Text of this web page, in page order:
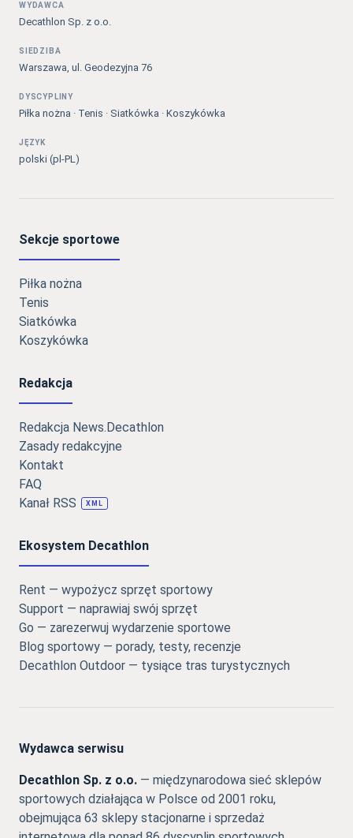
WYDAWCA
Decathlon Sp. z o.o.
SIEDZIBA
Warszawa, ul. Geodezyjna 76
DYSCYPLINY
Piłka nożna · Tenis · Siatkówka · Koszykówka
JĘZYK
polski (pl-PL)
Sekcje sportowe
Piłka nożna
Tenis
Siatkówka
Koszykówka
Redakcja
Redakcja News.Decathlon
Zasady redakcyjne
Kontakt
FAQ
Kanał RSS
XML
Ekosystem Decathlon
Rent — wypożycz sprzęt sportowy
Support — naprawiaj swój sprzęt
Go — zarezerwuj wydarzenie sportowe
Blog sportowy — porady, testy, recenzje
Decathlon Outdoor — tysiące tras turystycznych
Wydawca serwisu
Decathlon Sp. z o.o. — międzynarodowa sieć sklepów
sportowych działająca w Polsce od 2001 roku,
obejmująca 63 sklepy stacjonarne i sprzedaż